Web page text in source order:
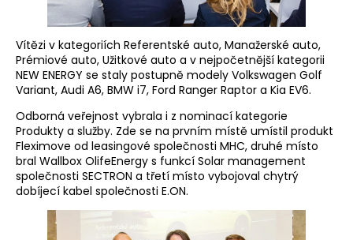
Vítězi v kategoriích Referentské auto, Manažerské auto,
Prémiové auto, Užitkové auto a v nejpočetnější kategorii
NEW ENERGY se staly postupně modely Volkswagen Golf
Variant, Audi A6, BMW i7, Ford Ranger Raptor a Kia EV6.
Odborná veřejnost vybrala i z nominací kategorie
Produkty a služby. Zde se na prvním místě umístil produkt
Fleximove od leasingové společnosti MHC, druhé místo
bral Wallbox OlifeEnergy s funkcí Solar management
společnosti SECTRON a třetí místo vybojoval chytrý
dobíjecí kabel společnosti E.ON.